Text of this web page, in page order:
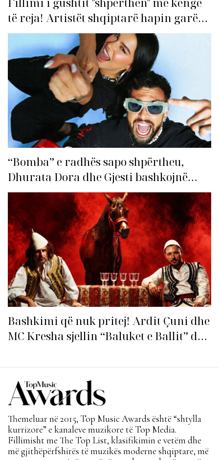
të reja! Artistët shqiptarë hapin garën
për hitin e verës!
“Bomba” e radhës sapo shpërtheu,
Dhurata Dora dhe Gjesti bashkojnë
fuqitë me “Gasolina”!
Bashkimi që nuk pritej! Ardit Çuni dhe
MC Kresha sjellin “Baluket e Ballit” dhe
Themeluar në 2015, Top Music Awards është “shtylla
kurrizore” e kanaleve muzikore të Top Media.
Fillimisht me The Top List, klasifikimin e vetëm dhe
më gjithëpërfshirës të muzikës moderne shqiptare, më